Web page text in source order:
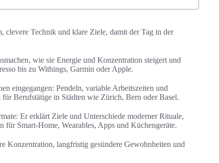
clevere Technik und klare Ziele, damit der Tag in der
wie sie Energie und Konzentration steigert und
bis zu Withings, Garmin oder Apple.
eingegangen: Pendeln, variable Arbeitszeiten und
Berufstätige in Städten wie Zürich, Bern oder Basel.
Er erklärt Ziele und Unterschiede moderner Rituale,
Smart‑Home, Wearables, Apps und Küchengeräte.
Konzentration, langfristig gesündere Gewohnheiten und